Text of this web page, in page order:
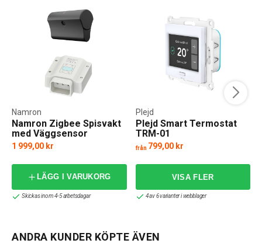
Namron Zigbee Spisvakt
med Väggsensor
Namron
1 999,00 kr
LÄGG I VARUKORG
Skickas inom 4-5 arbetsdagar
Plejd Smart Termostat
TRM-01
Plejd
från 799,00 kr
4 av 6 varianter i webblager
ANDRA KUNDER KÖPTE ÄVEN